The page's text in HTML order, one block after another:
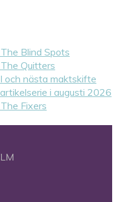
Blind Spots
Quitters
och nästa maktskifte
i augusti 2026
Fixers